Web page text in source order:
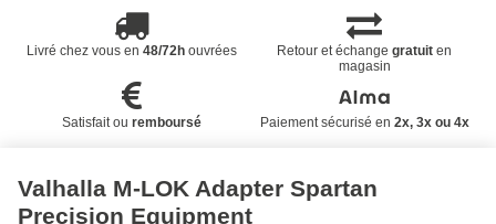
Livré chez vous en 48/72houvrées Retour et échangegratuit en
magasin
Satisfait ou remboursé Paiement sécurisé en 2x, 3x ou 4x
Valhalla M-LOK Adapter Spartan
Precision Equipment